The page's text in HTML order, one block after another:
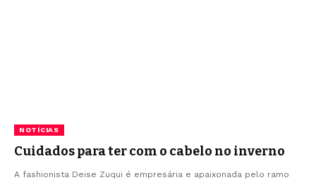
NOTÍCIAS
Cuidados para ter com o cabelo no inverno
A fashionista Deise Zuqui é empresária e apaixonada pelo ramo